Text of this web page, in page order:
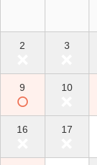
2 3
9 10
16 17